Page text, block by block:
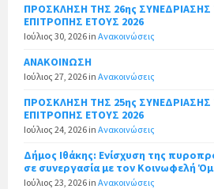
ΠΡΟΣΚΛΗΣΗ ΤΗΣ 26ης
ΕΠΙΤΡΟΠΗΣ ΕΤΟΥΣ 2026
Ιούλιος 30, 2026 in Ανακοινώσεις
ΑΝΑΚΟΙΝΩΣΗ
Ιούλιος 27, 2026 in Ανακοινώσεις
ΠΡΟΣΚΛΗΣΗ ΤΗΣ 25ης
ΕΠΙΤΡΟΠΗΣ ΕΤΟΥΣ 2026
Ιούλιος 24, 2026 in Ανακοινώσεις
Δήμος Ιθάκης: Ενίσχυση της
σε συνεργασία με τον Κοινωφελή
Ιούλιος 23, 2026 in Ανακοινώσεις